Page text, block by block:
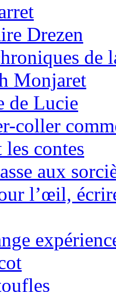
Drezen
de
Monjaret
de Lucie
coller
contes
aux
l’œil,